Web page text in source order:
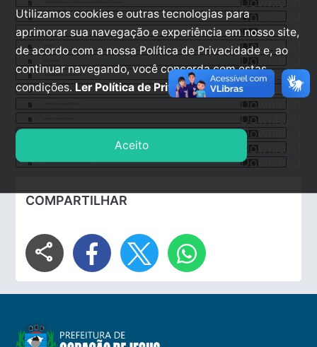
DIARIO.pdf Download
ESTADO_DE_MINAS.pdf Download
Download
Download
Download
ATA_DE_REGISTRO_DE_PREO_22_2025.pdf Download
Download
Download
Download
Download
EXTRATO_DA_ATA_DE_REGISTRO_DE_PREO.pdf Download
COMPARTILHAR
share
Utilizamos cookies e outras tecnologias para
aprimorar sua navegação e experiência em nosso site,
de acordo com a nossa Política de Privacidade e, ao
continuar navegando, você concorda com estas
condições.Ler Política de Privacidade.
Aceito